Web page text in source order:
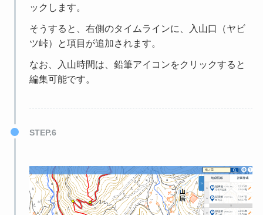
ックします。
そうすると、右側のタイムラインに、入山口（ヤビ
ツ峠）と項目が追加されます。
なお、入山時間は、鉛筆アイコンをクリックすると
編集可能です。
STEP.6